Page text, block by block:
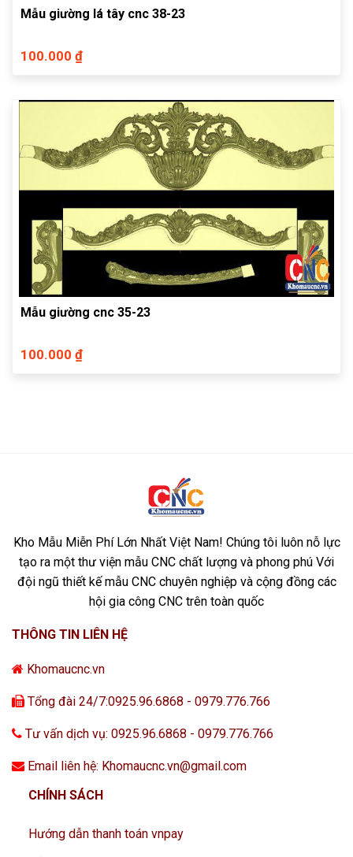
Mẫu giường lá tây cnc 38-23
100.000 ₫
Mẫu giường cnc 35-23
100.000 ₫
Kho Mẫu Miễn Phí Lớn Nhất Việt Nam! Chúng tôi luôn nỗ lực
tạo ra một thư viện mẫu CNC chất lượng và phong phú Với
đội ngũ thiết kế mẫu CNC chuyên nghiệp và cộng đồng các
hội gia công CNC trên toàn quốc
THÔNG TIN LIÊN HỆ
Khomaucnc.vn
Tổng đài 24/7:0925.96.6868 - 0979.776.766
Tư vấn dịch vụ: 0925.96.6868 - 0979.776.766
Email liên hệ: Khomaucnc.vn@gmail.com
CHÍNH SÁCH
Hướng dẫn thanh toán vnpay